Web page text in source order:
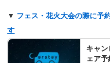
▼ フェス・花火大会の際に予
す
キャン
ェア予